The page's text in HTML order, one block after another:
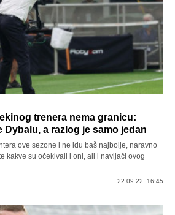
trenera nema granicu:
Dybalu, a razlog je samo jedan
ove sezone i ne idu baš najbolje, naravno
kakve su očekivali i oni, ali i navijači ovog
22.09.22. 16:45